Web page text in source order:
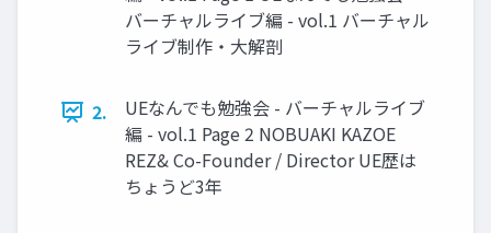
バーチャルライブ編 - vol.1 バーチャル
ライブ制作・大解剖
2.
UEなんでも勉強会 - バーチャルライブ
編 - vol.1 Page 2 NOBUAKI KAZOE
REZ& Co-Founder / Director UE歴は
ちょうど3年